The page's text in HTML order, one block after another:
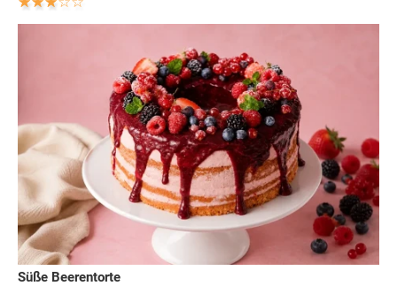
Süße Beerentorte